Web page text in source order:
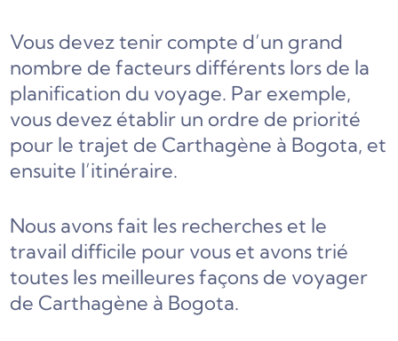
Vous devez tenir compte d’un grand
nombre de facteurs différents lors de la
planification du voyage. Par exemple,
vous devez établir un ordre de priorité
pour le trajet de Carthagène à Bogota, et
ensuite l’itinéraire.
Nous avons fait les recherches et le
travail difficile pour vous et avons trié
toutes les meilleures façons de voyager
de Carthagène à Bogota.